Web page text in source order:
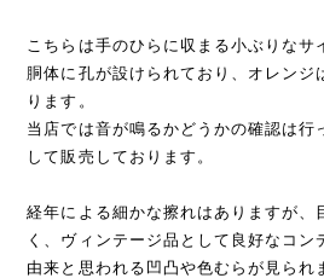
こちらは手のひらに収まる小ぶりなサ
胴体に孔が設けられており、オレンジ
ります。
当店では音が鳴るかどうかの確認は行
して販売しております。
経年による細かな擦れはありますが、
く、ヴィンテージ品として良好なコン
由来と思われる凹凸や色むらが見られ